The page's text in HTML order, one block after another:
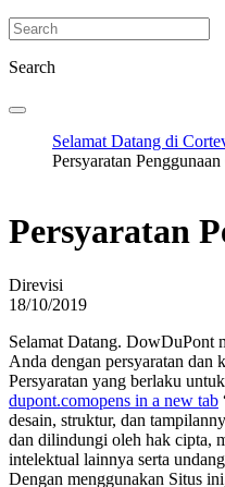
Search
Selamat Datang di
Persyaratan
Persyaratan
Direvisi
18/10/2019
Selamat Datang. DowDuPont
Anda dengan persyaratan dan
Persyaratan yang berlaku
dupont.comopens in a new tab
desain, struktur, dan
dan dilindungi oleh hak cipta,
intelektual lainnya serta
Dengan menggunakan Situs